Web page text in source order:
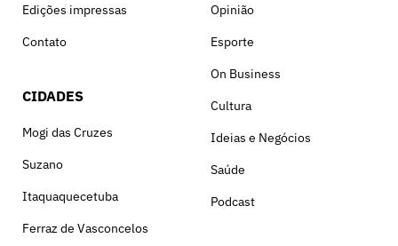
Edições impressas
Contato
CIDADES
Mogi das Cruzes
Suzano
Itaquaquecetuba
Ferraz de Vasconcelos
Opinião
Esporte
On Business
Cultura
Ideias e Negócios
Saúde
Podcast